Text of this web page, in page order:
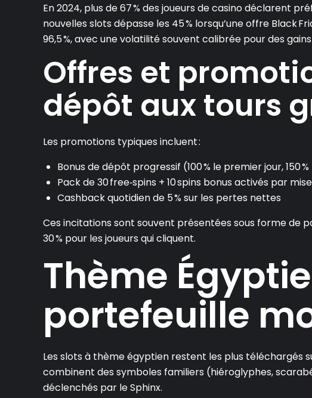
En 2024, plus de 67 % des joueurs de casino déclarent
nouvelles slots dépasse les 45 % lorsqu’une offre Black
96,5 %, avec une volatilité souvent calibrée pour des
Offres et
dépôt aux tours
Les promotions typiques incluent :
Bonus de dépôt progressif (100 % le premier jour, 150
Pack de 30 free‑spins + 10 spins bonus activés par
Cashback quotidien de 5 % sur les pertes nettes
Ces incitations sont souvent présentées sous forme de
30 % pour les joueurs qui cliquent.
Thème
portefeuille
Les slots à thème égyptien restent les plus téléchargés
combinent des symboles familiers (hiéroglyphes,
déclenchés par le Sphinx.